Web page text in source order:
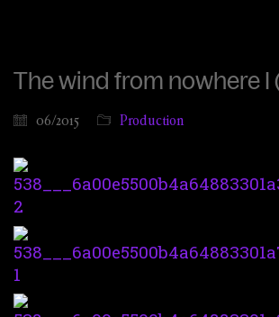
The wind from nowhere I
06/2015 Production